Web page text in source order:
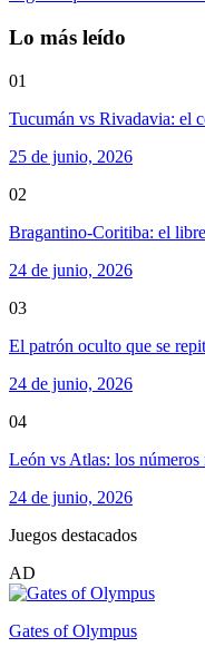
Lo más leído
01
Tucumán vs Rivadavia: el
25 de junio, 2026
02
Bragantino-Coritiba: el
24 de junio, 2026
03
El patrón oculto que se
24 de junio, 2026
04
León vs Atlas: los números
24 de junio, 2026
Juegos destacados
AD
Gates of Olympus